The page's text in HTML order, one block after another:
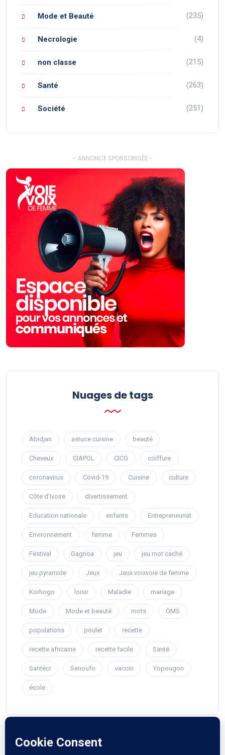
Mode et Beauté (235)
Necrologie (4)
non classe (215)
Santé (263)
Société (251)
- ANNONCE SPONSORISÉE -
Nuages ​​de tags
Abidjan astuce cuisine beauté
Cheveux CIAPOL CICG coiffure
coronavirus Covid-19 Cuisine culture
Côte d’Ivoire divertissement
Education nationale enfants Entrepreneuriat
Environnement femme Femmes
Festival Gagnoa jeu jeu mot caché
jeu pyramide Jeux Jeux voixvoie de femme
Korhogo loisir Maladie mariage
Mode Mode et beauté mots OMS
populations poulet recette
recette africaine recette facile Santé
Santéci Senoufo vaccin Yopougon
école